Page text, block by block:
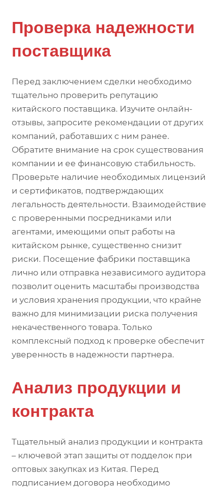
Проверка надежности
поставщика
Перед заключением сделки необходимо
тщательно проверить репутацию
китайского поставщика. Изучите онлайн-
отзывы, запросите рекомендации от других
компаний, работавших с ним ранее.
Обратите внимание на срок существования
компании и ее финансовую стабильность.
Проверьте наличие необходимых лицензий
и сертификатов, подтверждающих
легальность деятельности. Взаимодействие
с проверенными посредниками или
агентами, имеющими опыт работы на
китайском рынке, существенно снизит
риски. Посещение фабрики поставщика
лично или отправка независимого аудитора
позволит оценить масштабы производства
и условия хранения продукции, что крайне
важно для минимизации риска получения
некачественного товара. Только
комплексный подход к проверке обеспечит
уверенность в надежности партнера.
Анализ продукции и
контракта
Тщательный анализ продукции и контракта
– ключевой этап защиты от подделок при
оптовых закупках из Китая. Перед
подписанием договора необходимо